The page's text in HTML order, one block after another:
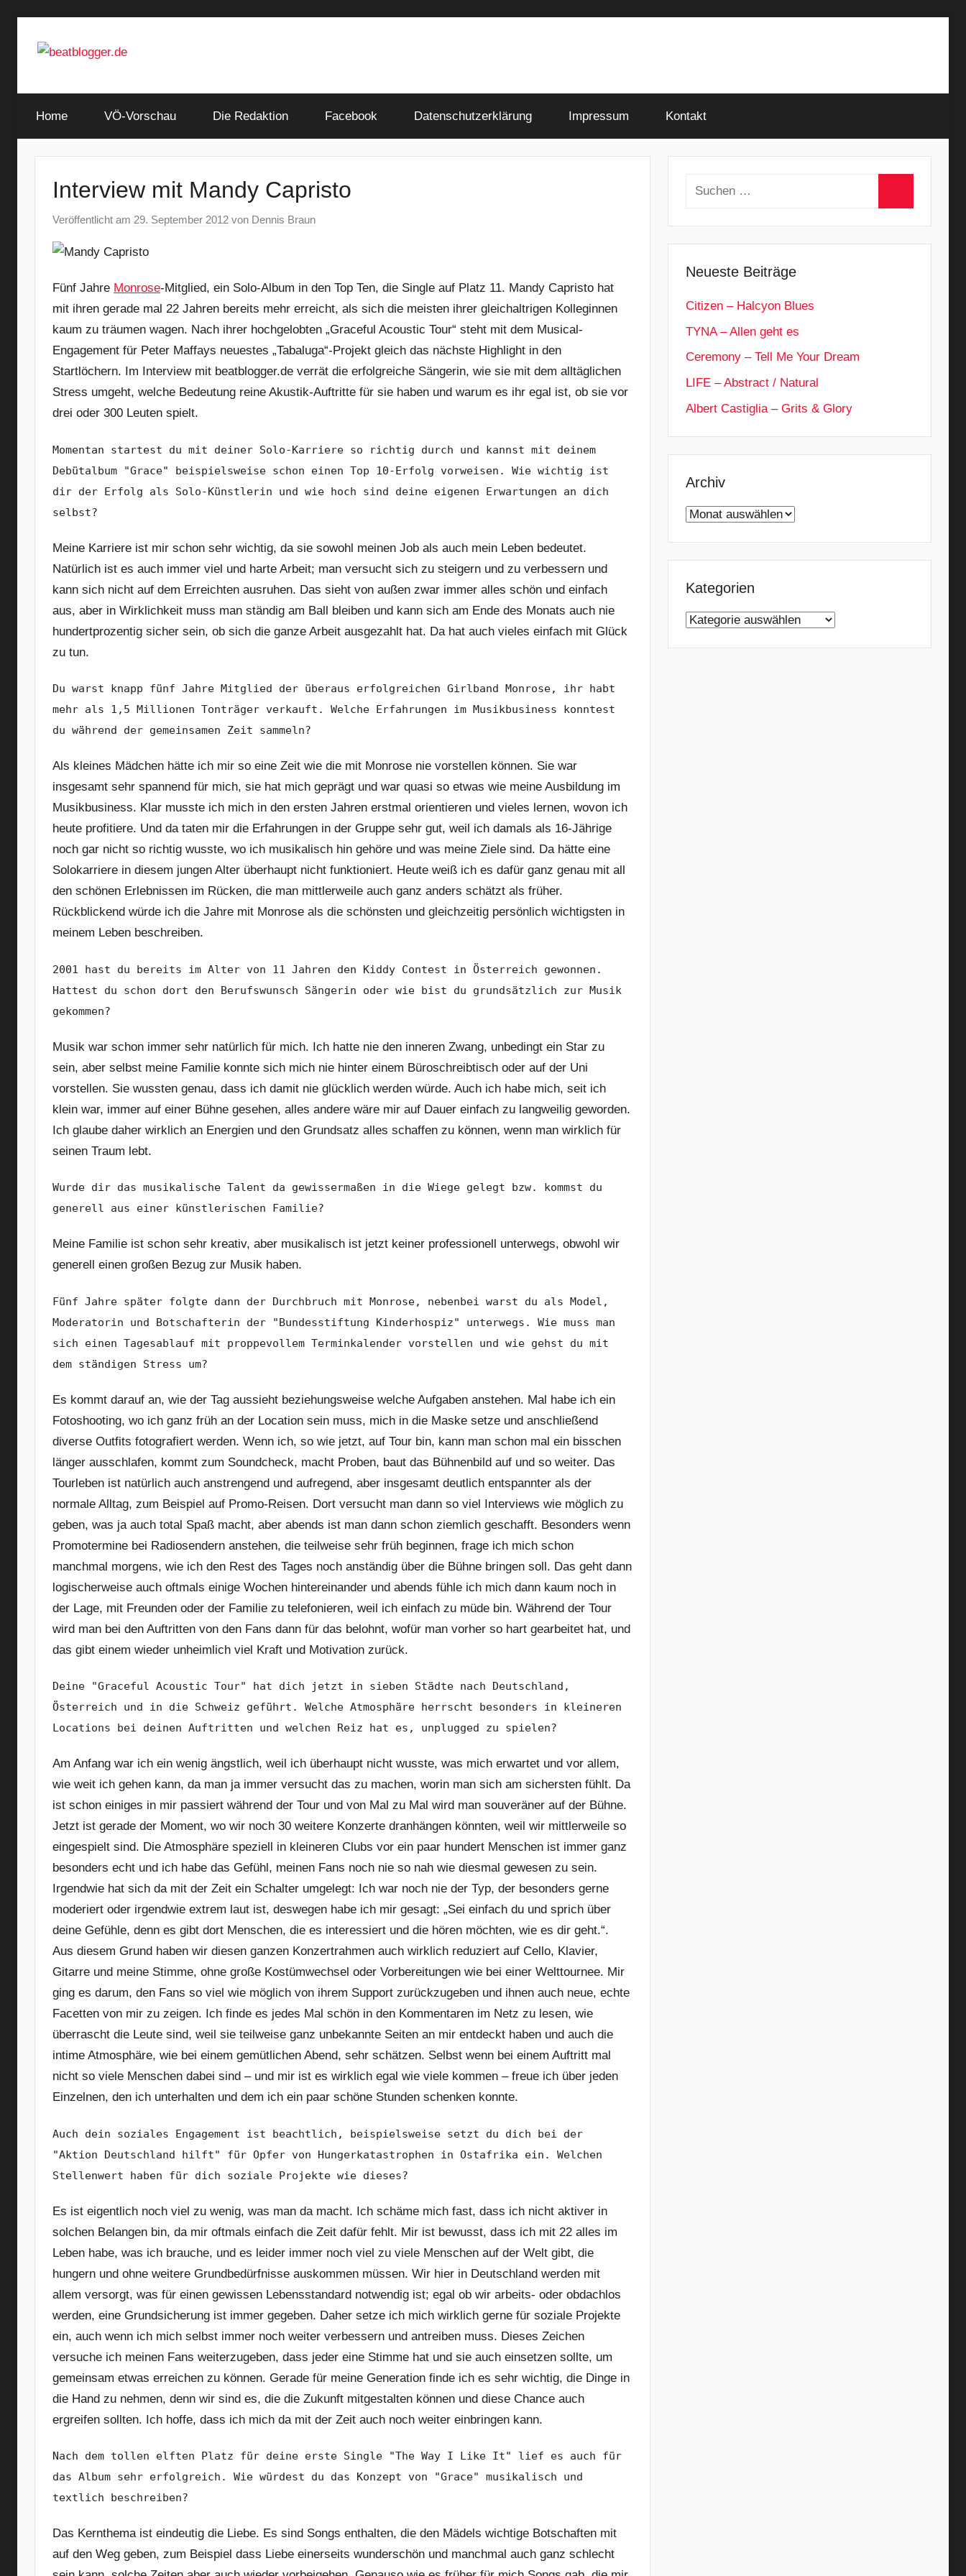
Inhalt
beatblogger.de
and
the
Home VÖ-Vorschau Die Redaktion Facebook Datenschutzerklärung Impressum Kontakt
Interview mit Mandy Capristo
Veröffentlicht am 29. September 2012 von Dennis Braun
Fünf Jahre Monrose-Mitglied, ein Solo-Album in den Top Ten, die Single auf Platz 11. Mandy Capristo hat
mit ihren gerade mal 22 Jahren bereits mehr erreicht, als sich die meisten ihrer gleichaltrigen Kolleginnen
kaum zu träumen wagen. Nach ihrer hochgelobten „Graceful Acoustic Tour“ steht mit dem Musical-
Engagement für Peter Maffays neuestes „Tabaluga“-Projekt gleich das nächste Highlight in den
Startlöchern. Im Interview mit beatblogger.de verrät die erfolgreiche Sängerin, wie sie mit dem alltäglichen
Stress umgeht, welche Bedeutung reine Akustik-Auftritte für sie haben und warum es ihr egal ist, ob sie vor
drei oder 300 Leuten spielt.
Momentan startest du mit deiner Solo-Karriere so richtig durch und kannst mit deinem
Debütalbum "Grace" beispielsweise schon einen Top 10-Erfolg vorweisen. Wie wichtig ist
dir der Erfolg als Solo-Künstlerin und wie hoch sind deine eigenen Erwartungen an dich
selbst?
Meine Karriere ist mir schon sehr wichtig, da sie sowohl meinen Job als auch mein Leben bedeutet.
Natürlich ist es auch immer viel und harte Arbeit; man versucht sich zu steigern und zu verbessern und
kann sich nicht auf dem Erreichten ausruhen. Das sieht von außen zwar immer alles schön und einfach
aus, aber in Wirklichkeit muss man ständig am Ball bleiben und kann sich am Ende des Monats auch nie
hundertprozentig sicher sein, ob sich die ganze Arbeit ausgezahlt hat. Da hat auch vieles einfach mit Glück
zu tun.
Du warst knapp fünf Jahre Mitglied der überaus erfolgreichen Girlband Monrose, ihr habt
mehr als 1,5 Millionen Tonträger verkauft. Welche Erfahrungen im Musikbusiness konntest
du während der gemeinsamen Zeit sammeln?
Als kleines Mädchen hätte ich mir so eine Zeit wie die mit Monrose nie vorstellen können. Sie war
insgesamt sehr spannend für mich, sie hat mich geprägt und war quasi so etwas wie meine Ausbildung im
Musikbusiness. Klar musste ich mich in den ersten Jahren erstmal orientieren und vieles lernen, wovon ich
heute profitiere. Und da taten mir die Erfahrungen in der Gruppe sehr gut, weil ich damals als 16-Jährige
noch gar nicht so richtig wusste, wo ich musikalisch hin gehöre und was meine Ziele sind. Da hätte eine
Solokarriere in diesem jungen Alter überhaupt nicht funktioniert. Heute weiß ich es dafür ganz genau mit all
den schönen Erlebnissen im Rücken, die man mittlerweile auch ganz anders schätzt als früher.
Rückblickend würde ich die Jahre mit Monrose als die schönsten und gleichzeitig persönlich wichtigsten in
meinem Leben beschreiben.
2001 hast du bereits im Alter von 11 Jahren den Kiddy Contest in Österreich gewonnen.
Hattest du schon dort den Berufswunsch Sängerin oder wie bist du grundsätzlich zur Musik
gekommen?
Musik war schon immer sehr natürlich für mich. Ich hatte nie den inneren Zwang, unbedingt ein Star zu
sein, aber selbst meine Familie konnte sich mich nie hinter einem Büroschreibtisch oder auf der Uni
vorstellen. Sie wussten genau, dass ich damit nie glücklich werden würde. Auch ich habe mich, seit ich
klein war, immer auf einer Bühne gesehen, alles andere wäre mir auf Dauer einfach zu langweilig geworden.
Ich glaube daher wirklich an Energien und den Grundsatz alles schaffen zu können, wenn man wirklich für
seinen Traum lebt.
Wurde dir das musikalische Talent da gewissermaßen in die Wiege gelegt bzw. kommst du
generell aus einer künstlerischen Familie?
Meine Familie ist schon sehr kreativ, aber musikalisch ist jetzt keiner professionell unterwegs, obwohl wir
generell einen großen Bezug zur Musik haben.
Fünf Jahre später folgte dann der Durchbruch mit Monrose, nebenbei warst du als Model,
Moderatorin und Botschafterin der "Bundesstiftung Kinderhospiz" unterwegs. Wie muss man
sich einen Tagesablauf mit proppevollem Terminkalender vorstellen und wie gehst du mit
dem ständigen Stress um?
Es kommt darauf an, wie der Tag aussieht beziehungsweise welche Aufgaben anstehen. Mal habe ich ein
Fotoshooting, wo ich ganz früh an der Location sein muss, mich in die Maske setze und anschließend
diverse Outfits fotografiert werden. Wenn ich, so wie jetzt, auf Tour bin, kann man schon mal ein bisschen
länger ausschlafen, kommt zum Soundcheck, macht Proben, baut das Bühnenbild auf und so weiter. Das
Tourleben ist natürlich auch anstrengend und aufregend, aber insgesamt deutlich entspannter als der
normale Alltag, zum Beispiel auf Promo-Reisen. Dort versucht man dann so viel Interviews wie möglich zu
geben, was ja auch total Spaß macht, aber abends ist man dann schon ziemlich geschafft. Besonders wenn
Promotermine bei Radiosendern anstehen, die teilweise sehr früh beginnen, frage ich mich schon
manchmal morgens, wie ich den Rest des Tages noch anständig über die Bühne bringen soll. Das geht dann
logischerweise auch oftmals einige Wochen hintereinander und abends fühle ich mich dann kaum noch in
der Lage, mit Freunden oder der Familie zu telefonieren, weil ich einfach zu müde bin. Während der Tour
wird man bei den Auftritten von den Fans dann für das belohnt, wofür man vorher so hart gearbeitet hat, und
das gibt einem wieder unheimlich viel Kraft und Motivation zurück.
Deine "Graceful Acoustic Tour" hat dich jetzt in sieben Städte nach Deutschland,
Österreich und in die Schweiz geführt. Welche Atmosphäre herrscht besonders in kleineren
Locations bei deinen Auftritten und welchen Reiz hat es, unplugged zu spielen?
Am Anfang war ich ein wenig ängstlich, weil ich überhaupt nicht wusste, was mich erwartet und vor allem,
wie weit ich gehen kann, da man ja immer versucht das zu machen, worin man sich am sichersten fühlt. Da
ist schon einiges in mir passiert während der Tour und von Mal zu Mal wird man souveräner auf der Bühne.
Jetzt ist gerade der Moment, wo wir noch 30 weitere Konzerte dranhängen könnten, weil wir mittlerweile so
eingespielt sind. Die Atmosphäre speziell in kleineren Clubs vor ein paar hundert Menschen ist immer ganz
besonders echt und ich habe das Gefühl, meinen Fans noch nie so nah wie diesmal gewesen zu sein.
Irgendwie hat sich da mit der Zeit ein Schalter umgelegt: Ich war noch nie der Typ, der besonders gerne
moderiert oder irgendwie extrem laut ist, deswegen habe ich mir gesagt: „Sei einfach du und sprich über
deine Gefühle, denn es gibt dort Menschen, die es interessiert und die hören möchten, wie es dir geht.“.
Aus diesem Grund haben wir diesen ganzen Konzertrahmen auch wirklich reduziert auf Cello, Klavier,
Gitarre und meine Stimme, ohne große Kostümwechsel oder Vorbereitungen wie bei einer Welttournee. Mir
ging es darum, den Fans so viel wie möglich von ihrem Support zurückzugeben und ihnen auch neue, echte
Facetten von mir zu zeigen. Ich finde es jedes Mal schön in den Kommentaren im Netz zu lesen, wie
überrascht die Leute sind, weil sie teilweise ganz unbekannte Seiten an mir entdeckt haben und auch die
intime Atmosphäre, wie bei einem gemütlichen Abend, sehr schätzen. Selbst wenn bei einem Auftritt mal
nicht so viele Menschen dabei sind – und mir ist es wirklich egal wie viele kommen – freue ich über jeden
Einzelnen, den ich unterhalten und dem ich ein paar schöne Stunden schenken konnte.
Auch dein soziales Engagement ist beachtlich, beispielsweise setzt du dich bei der
"Aktion Deutschland hilft" für Opfer von Hungerkatastrophen in Ostafrika ein. Welchen
Stellenwert haben für dich soziale Projekte wie dieses?
Es ist eigentlich noch viel zu wenig, was man da macht. Ich schäme mich fast, dass ich nicht aktiver in
solchen Belangen bin, da mir oftmals einfach die Zeit dafür fehlt. Mir ist bewusst, dass ich mit 22 alles im
Leben habe, was ich brauche, und es leider immer noch viel zu viele Menschen auf der Welt gibt, die
hungern und ohne weitere Grundbedürfnisse auskommen müssen. Wir hier in Deutschland werden mit
allem versorgt, was für einen gewissen Lebensstandard notwendig ist; egal ob wir arbeits- oder obdachlos
werden, eine Grundsicherung ist immer gegeben. Daher setze ich mich wirklich gerne für soziale Projekte
ein, auch wenn ich mich selbst immer noch weiter verbessern und antreiben muss. Dieses Zeichen
versuche ich meinen Fans weiterzugeben, dass jeder eine Stimme hat und sie auch einsetzen sollte, um
gemeinsam etwas erreichen zu können. Gerade für meine Generation finde ich es sehr wichtig, die Dinge in
die Hand zu nehmen, denn wir sind es, die die Zukunft mitgestalten können und diese Chance auch
ergreifen sollten. Ich hoffe, dass ich mich da mit der Zeit auch noch weiter einbringen kann.
Nach dem tollen elften Platz für deine erste Single "The Way I Like It" lief es auch für
das Album sehr erfolgreich. Wie würdest du das Konzept von "Grace" musikalisch und
textlich beschreiben?
Das Kernthema ist eindeutig die Liebe. Es sind Songs enthalten, die den Mädels wichtige Botschaften mit
auf den Weg geben, zum Beispiel dass Liebe einerseits wunderschön und manchmal auch ganz schlecht
Suchen
Neueste Beiträge
Citizen – Halcyon Blues
TYNA – Allen geht es
Ceremony – Tell Me Your Dream
LIFE – Abstract / Natural
Albert Castiglia – Grits & Glory
Archiv
Archiv
Kategorien
Kategorien